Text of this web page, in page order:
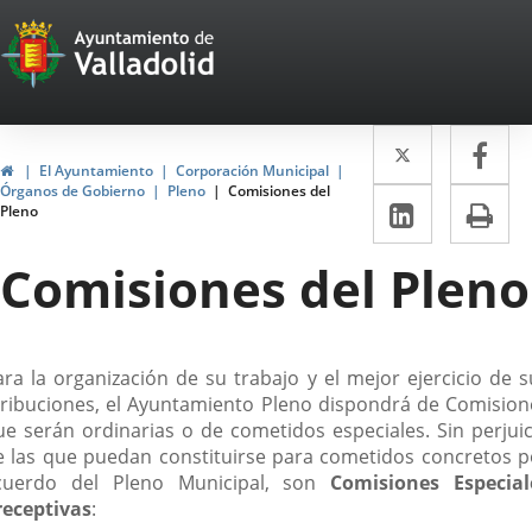
Portal
Web
del
Ayuntamiento
de
Valladolid
InicioEl Ayuntamiento
Corporación Municipal
Órganos de Gobierno
Pleno
Comisiones del
Pleno
Twitter
Enlace
a
una
externa.
a
LinkedIn
Enlace
a
una
externa.
Comisiones del Pleno
la organización de su trabajo y el mejor ejercicio de
el Ayuntamiento Pleno dispondrá de
serán ordinarias o de cometidos especiales. Sin
las que puedan constituirse para cometidos concretos
del Pleno Municipal, son Comisiones
: